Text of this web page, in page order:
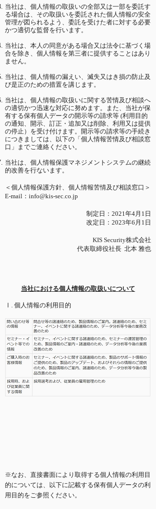
当社は、個人情報の取扱いの全部又は一部を委託す
る場合は、その取扱いを委託された個人情報の安全
管理が図られるよう、委託を受けた者に対する必要
かつ適切な監督を行います。
当社は、本人の同意がある場合又は法令に基づく場
合を除き、個人情報を第三者に提供することはあり
ません。
当社は、個人情報の漏えい、滅失又はき損の防止及
び是正のための措置を講じます。
当社は、個人情報の取扱いに関する苦情及び相談へ
の適切かつ迅速な対応に努めます。また、当社が保
有する保有個人データの開示等の請求等 (利用目的
の通知、開示、訂正・追加又は削除、利用又は提供
の停止）を受け付けます。開示等の請求等の手続き
につきましては、以下の「個人情報苦情及び相談窓
口」までご連絡ください。
当社は、個人情報保護マネジメントシステムの継続
的改善を行ないます。
＜個人情報保護方針、個人情報苦情及び相談窓口＞
E-mail： info@kis-sec.co.jp
制定日：2021年4月1日
改定日：2023年6月1日
KIS Security株式会社
代表取締役社長 北本 雅也
当社における個人情報の取扱いについて
Ⅰ. 個人情報の利用目的
※なお、直接書面により取得する個人情報の利用目
的については、以下に記載する保有個人データの利
用目的をご参照ください。